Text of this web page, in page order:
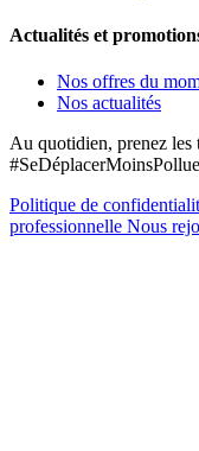
Actualités et
Nos offres du
Nos actualités
Au quotidien, prenez les
Politique de
professionnelle Nous